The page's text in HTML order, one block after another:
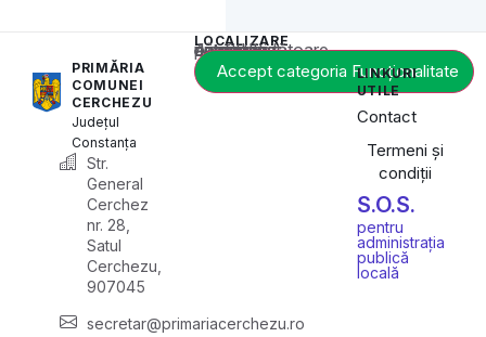
PRIMĂRIA
COMUNEI
CERCHEZU
Județul
Constanța
Str.
General
Cerchez
nr. 28,
Satul
Cerchezu,
907045
secretar@primariacerchezu.ro
LOCALIZARE
Acest conținut este blocat până când acceptați categoria corespunzătoare de cookie-uri.
Accept categoria Funcționalitate
LINKURI
UTILE
Contact
Termeni și
condiții
S.O.S.
pentru
administrația
publică
locală